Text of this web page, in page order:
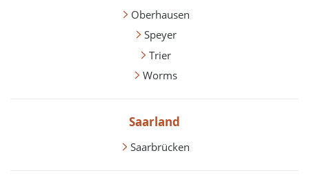
Oberhausen
Speyer
Trier
Worms
Saarland
Saarbrücken